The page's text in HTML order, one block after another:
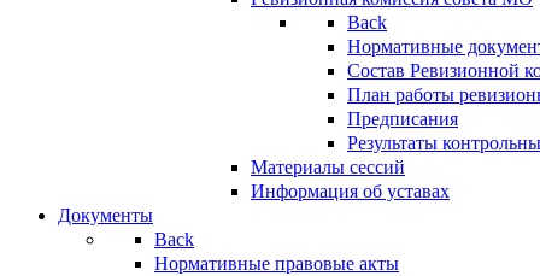
Back
Нормативные
Состав Ревизионной
План работы
Предписания
Результаты
Материалы сессий
Информация об уставах
Документы
Back
Нормативные правовые акты